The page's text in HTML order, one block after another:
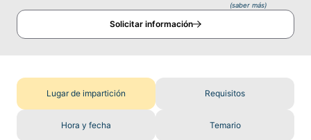
(saber más)
Solicitar información
Lugar de impartición Requisitos
Hora y fecha Temario